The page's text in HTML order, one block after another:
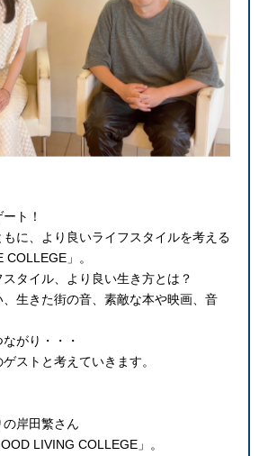
ト！
に、より良いライフスタイルを考える
COLLEGE」。
タイル、より良い生き方とは？
、生きた街の音、素敵な本や映画、音
がり・・・
ストと考えていきます。
岸田繁さん
LIVING COLLEGE」。